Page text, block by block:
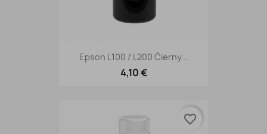
Epson L100 / L200 Čierny...
4,10 €
favorite_border